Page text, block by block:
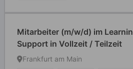
Mitarbeiter (m/w/d) im
Support in Vollzeit / Teilzeit
Frankfurt am Main